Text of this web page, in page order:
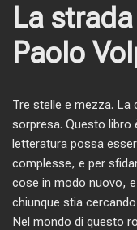
La
Paolo
Tre stelle e mezza. La
sorpresa. Questo
letteratura possa
complesse, e per
cose in modo nuovo,
chiunque stia
Nel mondo di questo